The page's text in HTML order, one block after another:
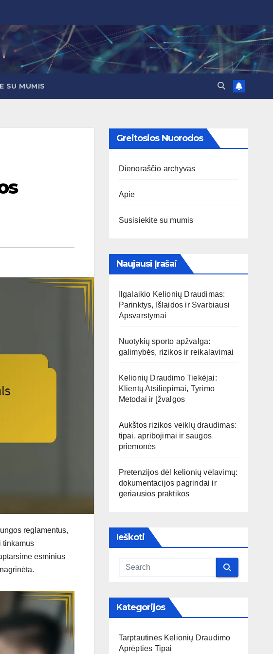
SU MUMIS
reglamentus,
tinkamus
esminius
Greitosios Nuorodos
Dienoraščio archyvas
Apie
Susisiekite su mumis
Naujausi Įrašai
Ilgalaikio Kelionių Draudimas:
Parinktys, Išlaidos ir Svarbiausi
Apsvarstymai
Nuotykių sporto apžvalga:
galimybės, rizikos ir reikalavimai
Kelionių Draudimo Tiekėjai:
Klientų Atsiliepimai, Tyrimo
Metodai ir Įžvalgos
Aukštos rizikos veiklų draudimas:
tipai, apribojimai ir saugos
priemonės
Pretenzijos dėl kelionių vėlavimų:
dokumentacijos pagrindai ir
geriausios praktikos
Ieškoti
Kategorijos
Tarptautinės Kelionių Draudimo
Aprėpties Tipai